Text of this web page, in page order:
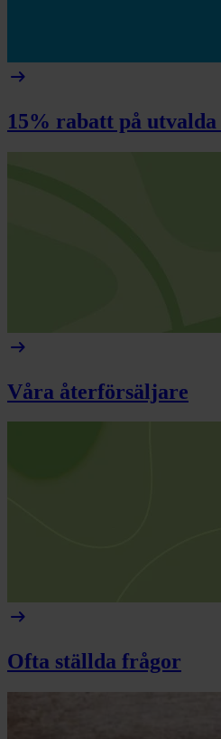
arrow_right_alt
15% rabatt på
arrow_right_alt
Våra återförsäljare
arrow_right_alt
Ofta ställda frågor